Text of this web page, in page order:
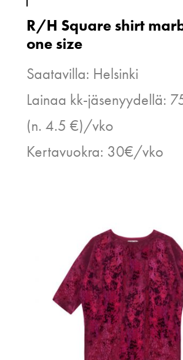
R/H Square shirt
one size
Saatavilla: Helsinki
Lainaa kk-jäsenyydellä:
(n. 4.5 €)/vko
Kertavuokra: 30€/vko